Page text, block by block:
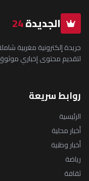
الجديدة24
لتقديم محتوى إخباري
روابط سريعة
الرئيسية
أخبار محلية
أخبار وطنية
رياضة
ثقافة